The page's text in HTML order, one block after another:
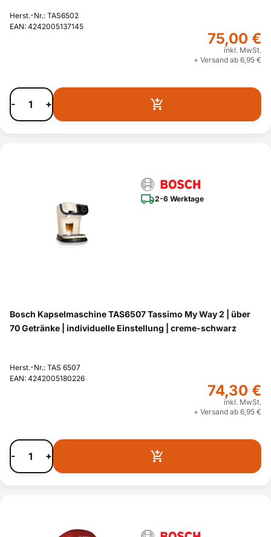
Herst.-Nr.: TAS6502
EAN: 4242005137145
75,00 €
inkl. MwSt.
+ Versand ab 6,95 €
- +
2-6 Werktage
Bosch Kapselmaschine TAS6507 Tassimo My Way 2 | über
70 Getränke | individuelle Einstellung | creme-schwarz
Herst.-Nr.: TAS 6507
EAN: 4242005180226
74,30 €
inkl. MwSt.
+ Versand ab 6,95 €
- +